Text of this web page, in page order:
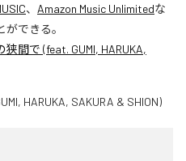
、 Amazon Music Unlimitedな
できる。
間で (feat. GUMI, HARUKA,